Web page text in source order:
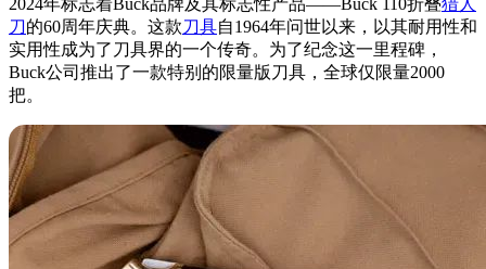
刀的60周年庆典。这款刀具自1964年问世以来，以其耐用性和
实用性成为了刀具界的一个传奇。为了纪念这一里程碑，
Buck公司推出了一款特别的限量版刀具，全球仅限量2000
把。